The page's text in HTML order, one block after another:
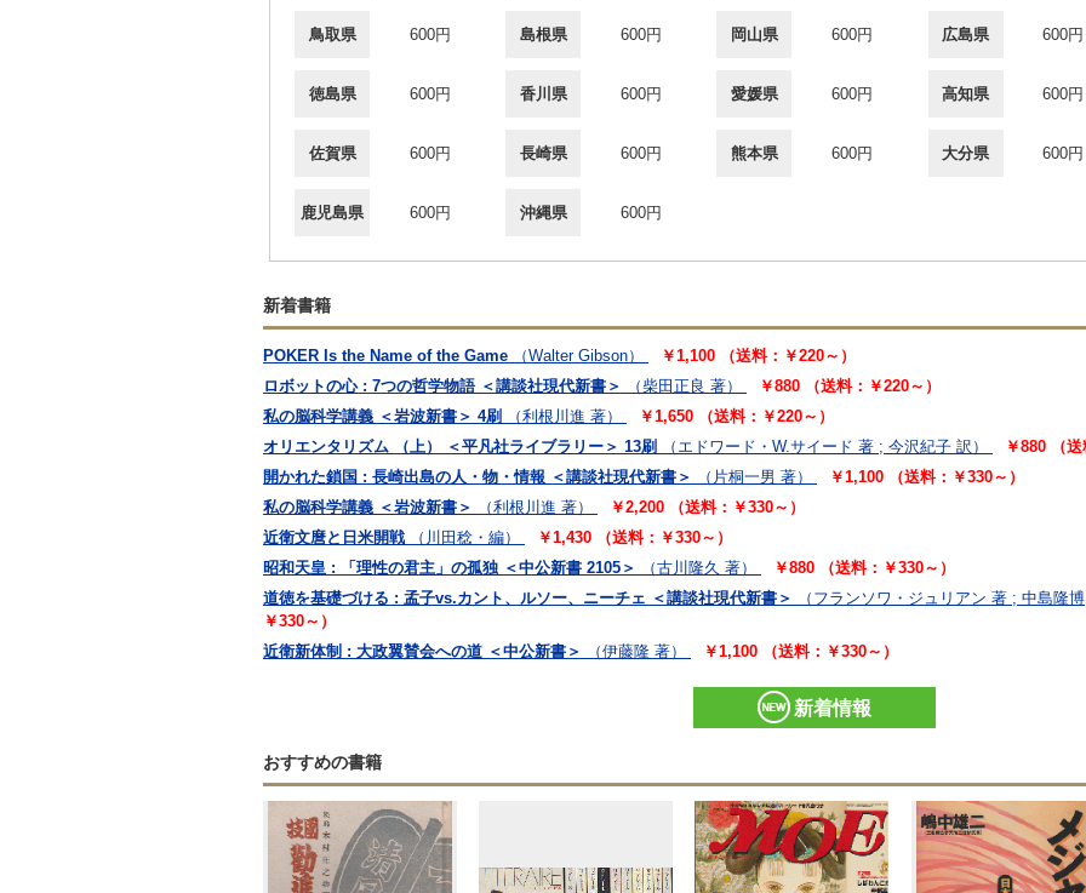
鳥取県 600円 島根県 600円 岡山県 600円 広島県 600円
徳島県 600円 香川県 600円 愛媛県 600円 高知県 600円
佐賀県 600円 長崎県 600円 熊本県 600円 大分県 600円
鹿児島県 600円 沖縄県 600円
新着書籍
POKER Is the Name of the Game （Walter Gibson）
￥1,100 （送料：￥220～）
ロボットの心 : 7つの哲学物語 ＜講談社現代新書＞
（柴田正良 著）
￥880 （送料：￥220～）
私の脳科学講義 ＜岩波新書＞ 4刷
（利根川進 著）
￥1,650 （送料：￥220～）
オリエンタリズム （上） ＜平凡社ライブラリー＞ 13刷
（エドワード・W.サイード 著 ; 今沢紀子 訳）
￥880 （送
開かれた鎖国 : 長崎出島の人・物・情報 ＜講談社現代新書＞
（片桐一男 著）
￥1,100 （送料：￥330～）
私の脳科学講義 ＜岩波新書＞
（利根川進 著）
￥2,200 （送料：￥330～）
近衛文麿と日米開戦
（川田稔・編）
￥1,430 （送料：￥330～）
昭和天皇 : 「理性の君主」の孤独 ＜中公新書 2105＞
（古川隆久 著）
￥880 （送料：￥330～）
道徳を基礎づける : 孟子vs.カント、ルソー、ニーチェ ＜講談社現代新書＞
（フランソワ・ジュリアン 著 ; 中島隆
￥330～）
近衛新体制 : 大政翼賛会への道 ＜中公新書＞
（伊藤隆 著） ￥1,100 （送料：￥330～）
新着情報
おすすめの書籍